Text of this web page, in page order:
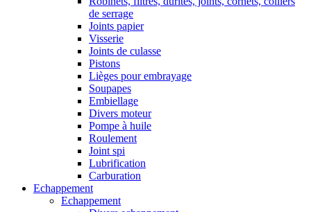
de serrage
Joints papier
Visserie
Joints de culasse
Pistons
Lièges pour embrayage
Soupapes
Embiellage
Divers moteur
Pompe à huile
Roulement
Joint spi
Lubrification
Carburation
Echappement
Echappement